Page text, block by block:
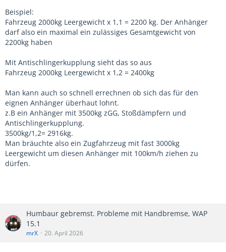
Beispiel:
Fahrzeug 2000kg Leergewicht x 1,1 = 2200 kg. Der Anhänger
darf also ein maximal ein zulässiges Gesamtgewicht von
2200kg haben
Mit Antischlingerkupplung sieht das so aus
Fahrzeug 2000kg Leergewicht x 1,2 = 2400kg
Man kann auch so schnell errechnen ob sich das für den
eignen Anhänger überhaut lohnt.
z.B ein Anhänger mit 3500kg zGG, Stoßdämpfern und
Antischlingerkupplung.
3500kg/1,2= 2916kg.
Man bräuchte also ein Zugfahrzeug mit fast 3000kg
Leergewicht um diesen Anhänger mit 100km/h ziehen zu
dürfen.
Humbaur gebremst. Probleme mit Handbremse, WAP
15.1
mrX 20. April 2026